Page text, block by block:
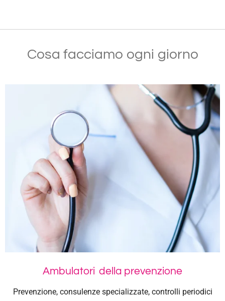
Cosa facciamo ogni giorno
Ambulatori della prevenzione
Prevenzione, consulenze specializzate, controlli periodici